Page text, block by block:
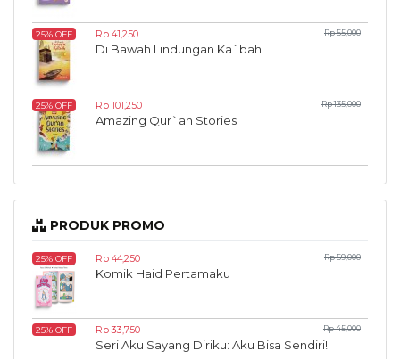
25% OFF Rp 41,250 Rp 55,000
Di Bawah Lindungan Ka`bah
25% OFF Rp 101,250 Rp 135,000
Amazing Qur`an Stories
PRODUK PROMO
25% OFF Rp 44,250 Rp 59,000
Komik Haid Pertamaku
25% OFF Rp 33,750 Rp 45,000
Seri Aku Sayang Diriku: Aku Bisa Sendiri!